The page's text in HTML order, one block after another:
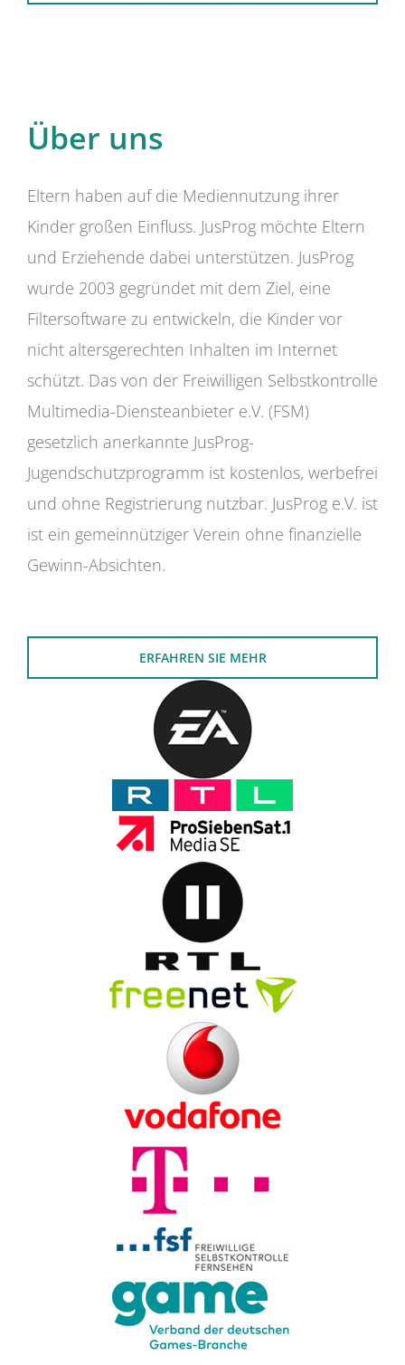
Über uns
Eltern haben auf die Mediennutzung ihrer
Kinder großen Einfluss. JusProg möchte Eltern
und Erziehende dabei unterstützen. JusProg
wurde 2003 gegründet mit dem Ziel, eine
Filtersoftware zu entwickeln, die Kinder vor
nicht altersgerechten Inhalten im Internet
schützt. Das von der Freiwilligen Selbstkontrolle
Multimedia-Diensteanbieter e.V. (FSM)
gesetzlich anerkannte JusProg-
Jugendschutzprogramm ist kostenlos, werbefrei
und ohne Registrierung nutzbar. JusProg e.V. ist
ist ein gemeinnütziger Verein ohne finanzielle
Gewinn-Absichten.
ERFAHREN SIE MEHR